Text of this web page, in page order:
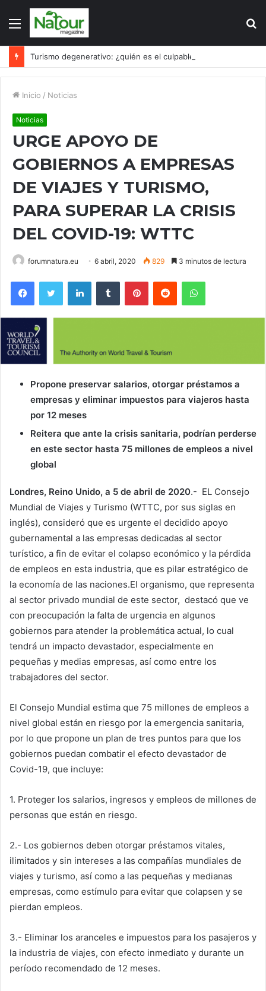
Menú
Inicio / Noticias
Noticias
URGE APOYO DE
GOBIERNOS A EMPRESAS
DE VIAJES Y TURISMO,
PARA SUPERAR LA CRISIS
DEL COVID-19: WTTC
forumnatura.eu 6 abril, 2020 829 3 minutos de lectura
FacebookTwitter LinkedInTumblr PinterestReddit WhatsApp
Propone preservar salarios, otorgar préstamos a
empresas y eliminar impuestos para viajeros hasta
por 12 meses
Reitera que ante la crisis sanitaria, podrían perderse
en este sector hasta 75 millones de empleos a nivel
global
Londres, Reino Unido, a 5 de abril de 2020.- EL Consejo
Mundial de Viajes y Turismo (WTTC, por sus siglas en
inglés), consideró que es urgente el decidido apoyo
gubernamental a las empresas dedicadas al sector
turístico, a fin de evitar el colapso económico y la pérdida
de empleos en esta industria, que es pilar estratégico de
la economía de las naciones.El organismo, que representa
al sector privado mundial de este sector, destacó que ve
con preocupación la falta de urgencia en algunos
gobiernos para atender la problemática actual, lo cual
tendrá un impacto devastador, especialmente en
pequeñas y medias empresas, así como entre los
trabajadores del sector.
El Consejo Mundial estima que 75 millones de empleos a
nivel global están en riesgo por la emergencia sanitaria,
por lo que propone un plan de tres puntos para que los
gobiernos puedan combatir el efecto devastador de
Covid-19, que incluye:
1. Proteger los salarios, ingresos y empleos de millones de
personas que están en riesgo.
2.- Los gobiernos deben otorgar préstamos vitales,
ilimitados y sin intereses a las compañías mundiales de
viajes y turismo, así como a las pequeñas y medianas
empresas, como estímulo para evitar que colapsen y se
pierdan empleos.
3.- Eliminar los aranceles e impuestos para los pasajeros y
la industria de viajes, con efecto inmediato y durante un
período recomendado de 12 meses.